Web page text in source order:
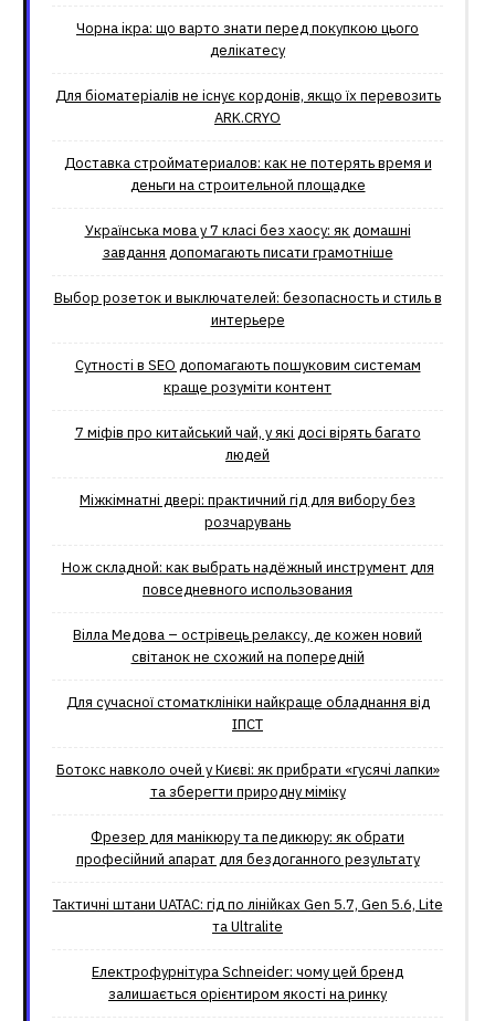
Чорна ікра: що варто знати перед покупкою цього
делікатесу
Для біоматеріалів не існує кордонів, якщо їх перевозить
ARK.CRYO
Доставка стройматериалов: как не потерять время и
деньги на строительной площадке
Українська мова у 7 класі без хаосу: як домашні
завдання допомагають писати грамотніше
Выбор розеток и выключателей: безопасность и стиль в
интерьере
Сутності в SEO допомагають пошуковим системам
краще розуміти контент
7 міфів про китайський чай, у які досі вірять багато
людей
Міжкімнатні двері: практичний гід для вибору без
розчарувань
Нож складной: как выбрать надёжный инструмент для
повседневного использования
Вілла Медова – острівець релаксу, де кожен новий
світанок не схожий на попередній
Для сучасної стоматклініки найкраще обладнання від
ІПСТ
Ботокс навколо очей у Києві: як прибрати «гусячі лапки»
та зберегти природну міміку
Фрезер для манікюру та педикюру: як обрати
професійний апарат для бездоганного результату
Тактичні штани UATAC: гід по лінійках Gen 5.7, Gen 5.6, Lite
та Ultralite
Електрофурнітура Schneider: чому цей бренд
залишається орієнтиром якості на ринку